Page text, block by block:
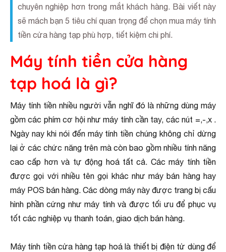
chuyên nghiệp hơn trong mắt khách hàng. Bài viết này
sẽ mách bạn 5 tiêu chí quan trọng để chọn mua máy tính
tiền cửa hàng tạp phù hợp, tiết kiệm chi phí.
Máy tính tiền cửa hàng
tạp hoá là gì?
Máy tính tiền nhiều người vẫn nghĩ đó là những dùng máy
gồm các phím cơ hội như máy tính cần tay, các nút =,-,x .
Ngày nay khi nói đến máy tính tiền chúng không chỉ dừng
lại ở các chức năng trên mà còn bao gồm nhiều tính năng
cao cấp hơn và tự động hoá tất cả. Các máy tính tiền
được gọi với nhiều tên gọi khác như máy bán hàng hay
máy POS bán hàng. Các dòng máy này được trang bị cấu
hình phần cứng như máy tính và được tối ưu để phục vụ
tốt các nghiệp vụ thanh toán, giao dịch bán hàng.
Máy tính tiền cửa hàng tạp hoá là thiết bị điện tử dùng để